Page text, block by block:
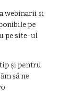
webinarii și
pe
pe site-ul
și pentru
să ne